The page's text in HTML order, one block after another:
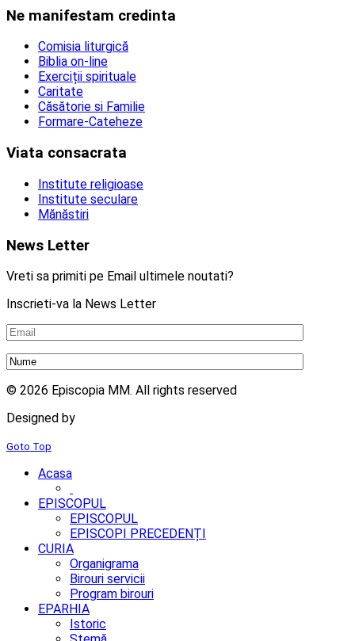
Ne manifestam credinta
Comisia liturgică
Biblia on-line
Exerciții spirituale
Caritate
Căsătorie si Familie
Formare-Cateheze
Viata consacrata
Institute religioase
Institute seculare
Mănăstiri
News Letter
Vreti sa primiti pe Email ultimele noutati?
Inscrieti-va la News Letter
© 2026 Episcopia MM. All rights reserved
Designed by
Goto Top
Acasa
EPISCOPUL
EPISCOPUL
EPISCOPI PRECEDENȚI
CURIA
Organigrama
Birouri servicii
Program birouri
EPARHIA
Istoric